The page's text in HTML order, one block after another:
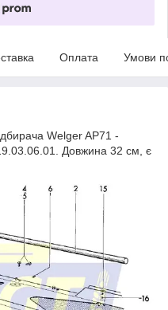
Оплата Умови
Welger AP71 -
Довжина 32 см, є